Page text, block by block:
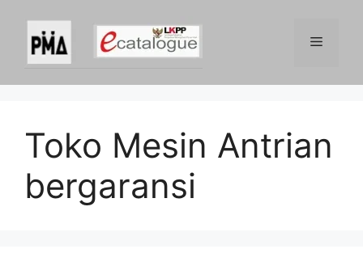
content
Menu
Toko Mesin Antrian
bergaransi